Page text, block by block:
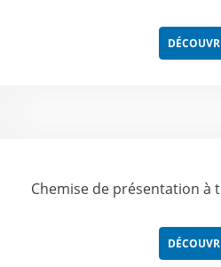
Chemise de présentation à